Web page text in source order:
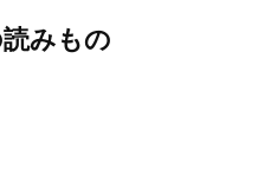
みもの